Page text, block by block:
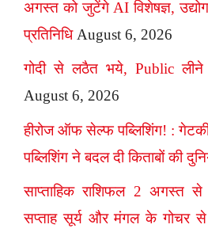
अगस्त को जुटेंगे AI विशेषज्ञ,
प्रतिनिधि August 6, 2026
गोदी से लठैत भये, Public लीने
August 6, 2026
हीरोज ऑफ सेल्फ पब्लिशिंग! :
पब्लिशिंग ने बदल दी किताबों की
साप्ताहिक राशिफल 2 अगस्त
सप्ताह सूर्य और मंगल के गोचर से